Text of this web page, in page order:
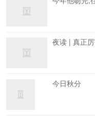
夜读 | 真正
今日秋分